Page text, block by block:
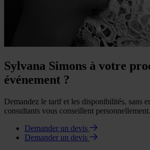
Sylvana Simons à votre
événement ?
Demandez le tarif et les disponibilités, sans
consultants vous conseillent personnellement.
Demander un devis
Demander un devis